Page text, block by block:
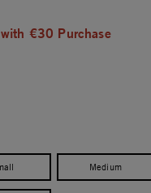
with €30 Purchase
Medium